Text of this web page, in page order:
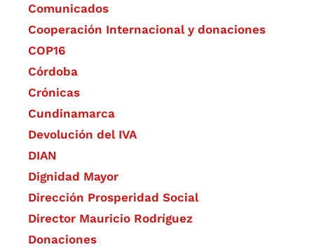
Comunicados
Cooperación Internacional y donaciones
COP16
Córdoba
Crónicas
Cundinamarca
Devolución del IVA
DIAN
Dignidad Mayor
Dirección Prosperidad Social
Director Mauricio Rodríguez
Donaciones